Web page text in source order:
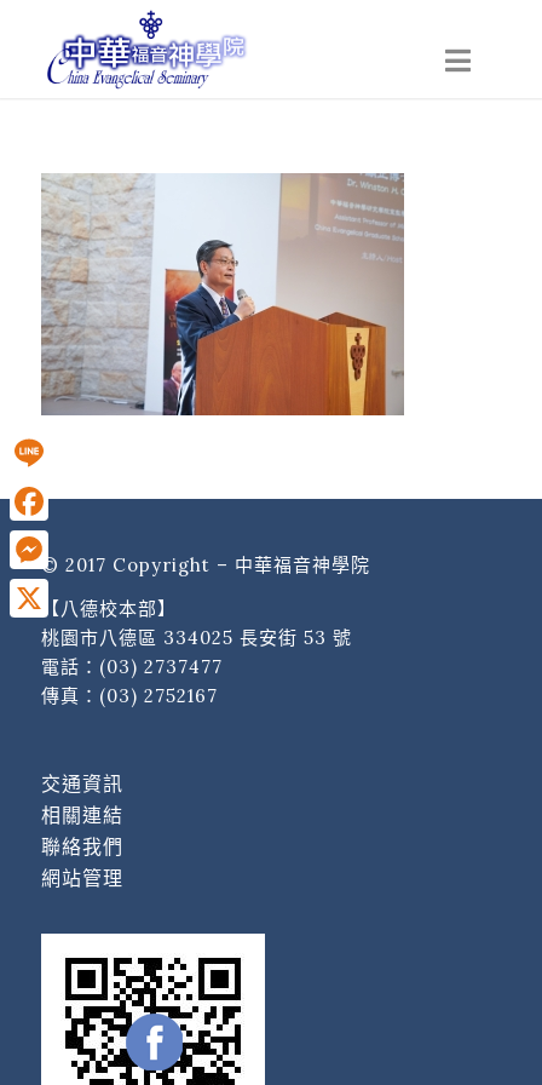
© 2017 Copyright – 中華福音神學院
【八德校本部】
桃園市八德區 334025 長安街 53 號
電話： (03) 2737477
傳真：(03) 2752167
交通資訊
相關連結
聯絡我們
網站管理
Line
Facebook
Messenger